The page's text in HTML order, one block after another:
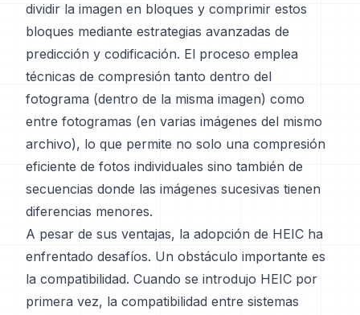
dividir la imagen en bloques y comprimir estos
bloques mediante estrategias avanzadas de
predicción y codificación. El proceso emplea
técnicas de compresión tanto dentro del
fotograma (dentro de la misma imagen) como
entre fotogramas (en varias imágenes del mismo
archivo), lo que permite no solo una compresión
eficiente de fotos individuales sino también de
secuencias donde las imágenes sucesivas tienen
diferencias menores.
A pesar de sus ventajas, la adopción de HEIC ha
enfrentado desafíos. Un obstáculo importante es
la compatibilidad. Cuando se introdujo HEIC por
primera vez, la compatibilidad entre sistemas